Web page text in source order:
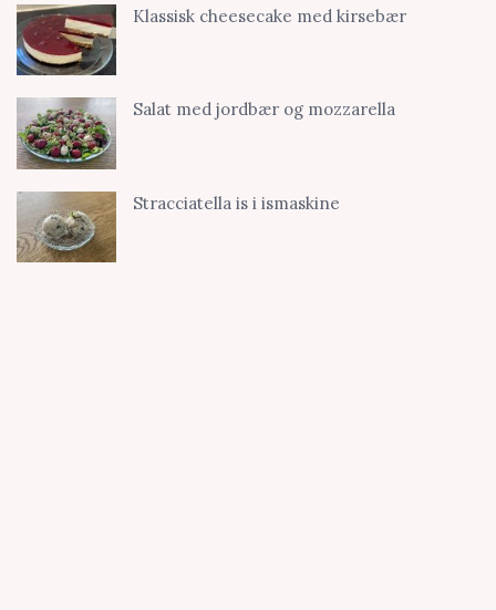
Klassisk cheesecake med kirsebær
Salat med jordbær og mozzarella
Stracciatella is i ismaskine